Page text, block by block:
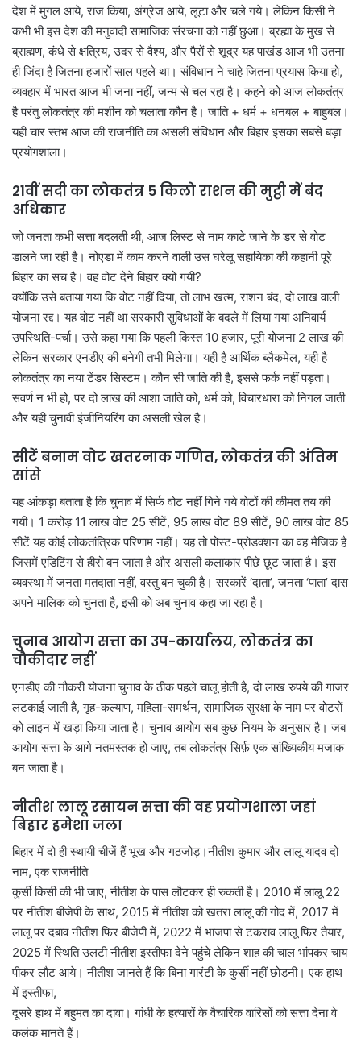
देश में मुगल आये, राज किया, अंग्रेज आये, लूटा और चले गये। लेकिन किसी ने
कभी भी इस देश की मनुवादी सामाजिक संरचना को नहीं छुआ। ब्रह्मा के मुख से
ब्राह्मण, कंधे से क्षत्रिय, उदर से वैश्य, और पैरों से शूद्र यह पाखंड आज भी उतना
ही जिंदा है जितना हजारों साल पहले था। संविधान ने चाहे जितना प्रयास किया हो,
व्यवहार में भारत आज भी जना नहीं, जन्म से चल रहा है। कहने को आज लोकतंत्र
है परंतु लोकतंत्र की मशीन को चलाता कौन है। जाति + धर्म + धनबल + बाहुबल।
यही चार स्तंभ आज की राजनीति का असली संविधान और बिहार इसका सबसे बड़ा
प्रयोगशाला।
21वीं सदी का लोकतंत्र 5 किलो राशन की मुट्ठी में बंद
अधिकार
जो जनता कभी सत्ता बदलती थी, आज लिस्ट से नाम काटे जाने के डर से वोट
डालने जा रही है। नोएडा में काम करने वाली उस घरेलू सहायिका की कहानी पूरे
बिहार का सच है। वह वोट देने बिहार क्यों गयी?
क्योंकि उसे बताया गया कि वोट नहीं दिया, तो लाभ खत्म, राशन बंद, दो लाख वाली
योजना रद्द। यह वोट नहीं था सरकारी सुविधाओं के बदले में लिया गया अनिवार्य
उपस्थिति-पर्चा। उसे कहा गया कि पहली किस्त 10 हजार, पूरी योजना 2 लाख की
लेकिन सरकार एनडीए की बनेगी तभी मिलेगा। यही है आर्थिक ब्लैकमेल, यही है
लोकतंत्र का नया टेंडर सिस्टम। कौन सी जाति की है, इससे फर्क नहीं पड़ता।
सवर्ण न भी हो, पर दो लाख की आशा जाति को, धर्म को, विचारधारा को निगल जाती
और यही चुनावी इंजीनियरिंग का असली खेल है।
सीटें बनाम वोट खतरनाक गणित, लोकतंत्र की अंतिम
सांसे
यह आंकड़ा बताता है कि चुनाव में सिर्फ वोट नहीं गिने गये वोटों की कीमत तय की
गयी। 1 करोड़ 11 लाख वोट 25 सीटें, 95 लाख वोट 89 सीटें, 90 लाख वोट 85
सीटें यह कोई लोकतांत्रिक परिणाम नहीं। यह तो पोस्ट-प्रोडक्शन का वह मैजिक है
जिसमें एडिटिंग से हीरो बन जाता है और असली कलाकार पीछे छूट जाता है। इस
व्यवस्था में जनता मतदाता नहीं, वस्तु बन चुकी है। सरकारें ‘दाता’, जनता ‘पाता’ दास
अपने मालिक को चुनता है, इसी को अब चुनाव कहा जा रहा है।
चुनाव आयोग सत्ता का उप-कार्यालय, लोकतंत्र का
चौकीदार नहीं
एनडीए की नौकरी योजना चुनाव के ठीक पहले चालू होती है, दो लाख रुपये की गाजर
लटकाई जाती है, गृह-कल्याण, महिला-समर्थन, सामाजिक सुरक्षा के नाम पर वोटरों
को लाइन में खड़ा किया जाता है। चुनाव आयोग सब कुछ नियम के अनुसार है। जब
आयोग सत्ता के आगे नतमस्तक हो जाए, तब लोकतंत्र सिर्फ़ एक सांख्यिकीय मजाक
बन जाता है।
नीतीश लालू रसायन सत्ता की वह प्रयोगशाला जहां
बिहार हमेशा जला
बिहार में दो ही स्थायी चीजें हैं भूख और गठजोड़।नीतीश कुमार और लालू यादव दो
नाम, एक राजनीति
कुर्सी किसी की भी जाए, नीतीश के पास लौटकर ही रुकती है। 2010 में लालू 22
पर नीतीश बीजेपी के साथ, 2015 में नीतीश को खतरा लालू की गोद में, 2017 में
लालू पर दबाव नीतीश फिर बीजेपी में, 2022 में भाजपा से टकराव लालू फिर तैयार,
2025 में स्थिति उलटी नीतीश इस्तीफा देने पहुंचे लेकिन शाह की चाल भांपकर चाय
पीकर लौट आये। नीतीश जानते हैं कि बिना गारंटी के कुर्सी नहीं छोड़नी। एक हाथ
में इस्तीफा,
दूसरे हाथ में बहुमत का दावा। गांधी के हत्यारों के वैचारिक वारिसों को सत्ता देना वे
कलंक मानते हैं।